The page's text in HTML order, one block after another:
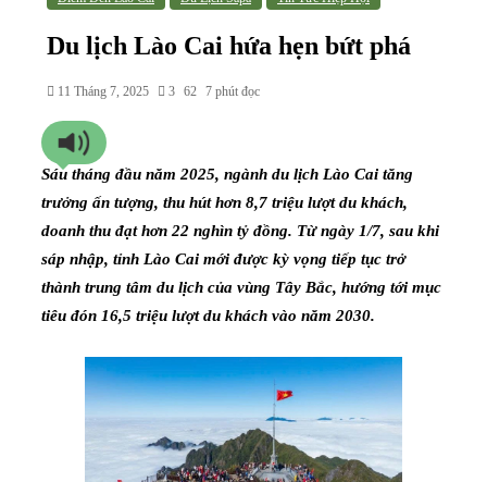
Du lịch Lào Cai hứa hẹn bứt phá
11 Tháng 7, 2025 3 62 7 phút đọc
Sáu tháng đầu năm 2025, ngành du lịch Lào Cai tăng
trưởng ấn tượng, thu hút hơn 8,7 triệu lượt du khách,
doanh thu đạt hơn 22 nghìn tỷ đồng. Từ ngày 1/7, sau khi
sáp nhập, tỉnh Lào Cai mới được kỳ vọng tiếp tục trở
thành trung tâm du lịch của vùng Tây Bắc, hướng tới mục
tiêu đón 16,5 triệu lượt du khách vào năm 2030.